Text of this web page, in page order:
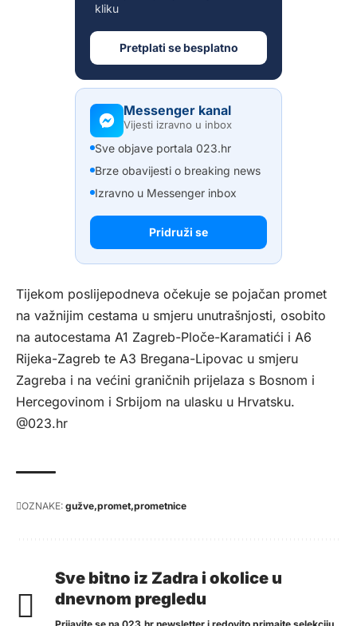
kliku
Pretplati se besplatno
Messenger kanal
Vijesti izravno u inbox
Sve objave portala 023.hr
Brze obavijesti o breaking news
Izravno u Messenger inbox
Pridruži se
Tijekom poslijepodneva očekuje se pojačan promet
na važnijim cestama u smjeru unutrašnjosti, osobito
na autocestama A1 Zagreb-Ploče-Karamatići i A6
Rijeka-Zagreb te A3 Bregana-Lipovac u smjeru
Zagreba i na većini graničnih prijelaza s Bosnom i
Hercegovinom i Srbijom na ulasku u Hrvatsku.
@023.hr
OZNAKE: gužve promet prometnice
Sve bitno iz Zadra i okolice u
dnevnom pregledu